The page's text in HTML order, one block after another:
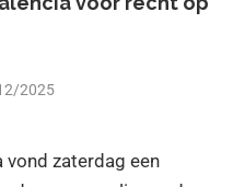
2025
vond zaterdag een